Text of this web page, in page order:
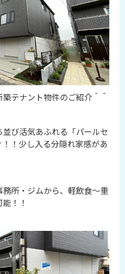
ル「パールセンタ
秒！！ワンフロ
ナント物件登
テナント物件のご紹介＾＾
び活気あふれる「パールセ
！少し入る分隠れ家感があ
所・ジムから、軽飲食～重
！！